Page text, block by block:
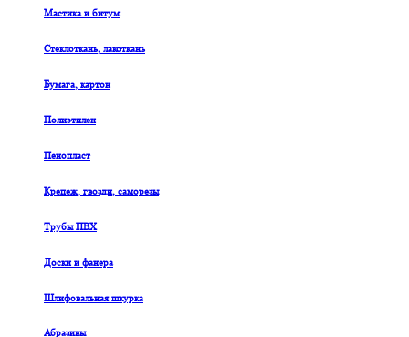
Мастика и битум
Стеклоткань, лакоткань
Бумага, картон
Полиэтилен
Пенопласт
Крепеж, гвозди, саморезы
Трубы ПВХ
Доски и фанера
Шлифовальная шкурка
Абразивы